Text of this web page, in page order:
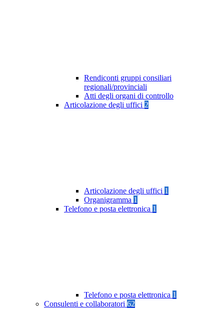
Rendiconti gruppi consiliari
regionali/provinciali
Atti degli organi di controllo
Articolazione degli uffici 2
Articolazione degli uffici 1
Organigramma 1
Telefono e posta elettronica 1
Telefono e posta elettronica 1
Consulenti e collaboratori 62